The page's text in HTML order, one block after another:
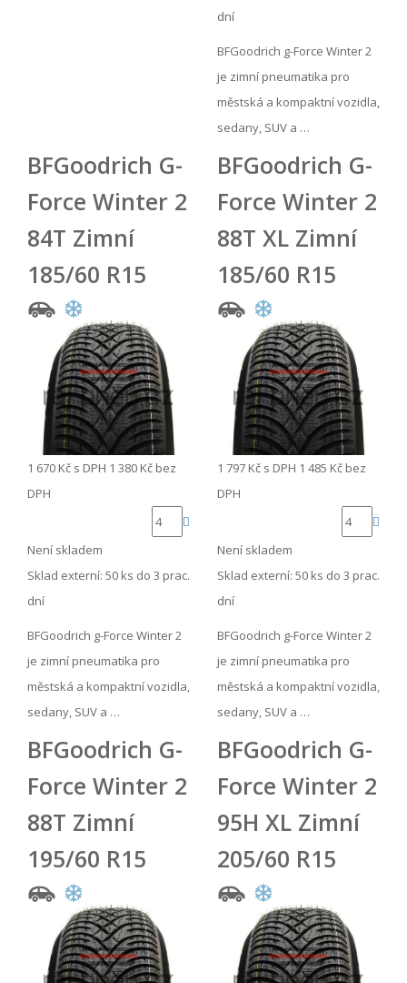
dní
BFGoodrich g-Force Winter 2
je zimní pneumatika pro
městská a kompaktní vozidla,
sedany, SUV a …
BFGoodrich G-
Force Winter 2
84T Zimní
185/60 R15
1 670 Kč s DPH 1 380 Kč bez
DPH
Není skladem
Sklad externí: 50 ks do 3 prac.
dní
BFGoodrich g-Force Winter 2
je zimní pneumatika pro
městská a kompaktní vozidla,
sedany, SUV a …
BFGoodrich G-
Force Winter 2
88T XL Zimní
185/60 R15
1 797 Kč s DPH 1 485 Kč bez
DPH
Není skladem
Sklad externí: 50 ks do 3 prac.
dní
BFGoodrich g-Force Winter 2
je zimní pneumatika pro
městská a kompaktní vozidla,
sedany, SUV a …
BFGoodrich G-
Force Winter 2
88T Zimní
195/60 R15
BFGoodrich G-
Force Winter 2
95H XL Zimní
205/60 R15